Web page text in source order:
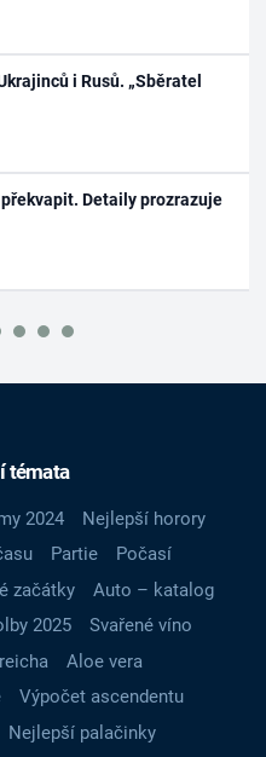
i Rusů. „Sběratel
Detaily prozrazuje
témata
2024
Nejlepší horory
Partie
Počasí
začátky
Auto – katalog
2025
Svařené víno
Aloe vera
Výpočet ascendentu
Nejlepší palačinky